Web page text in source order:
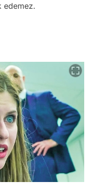
edemez.